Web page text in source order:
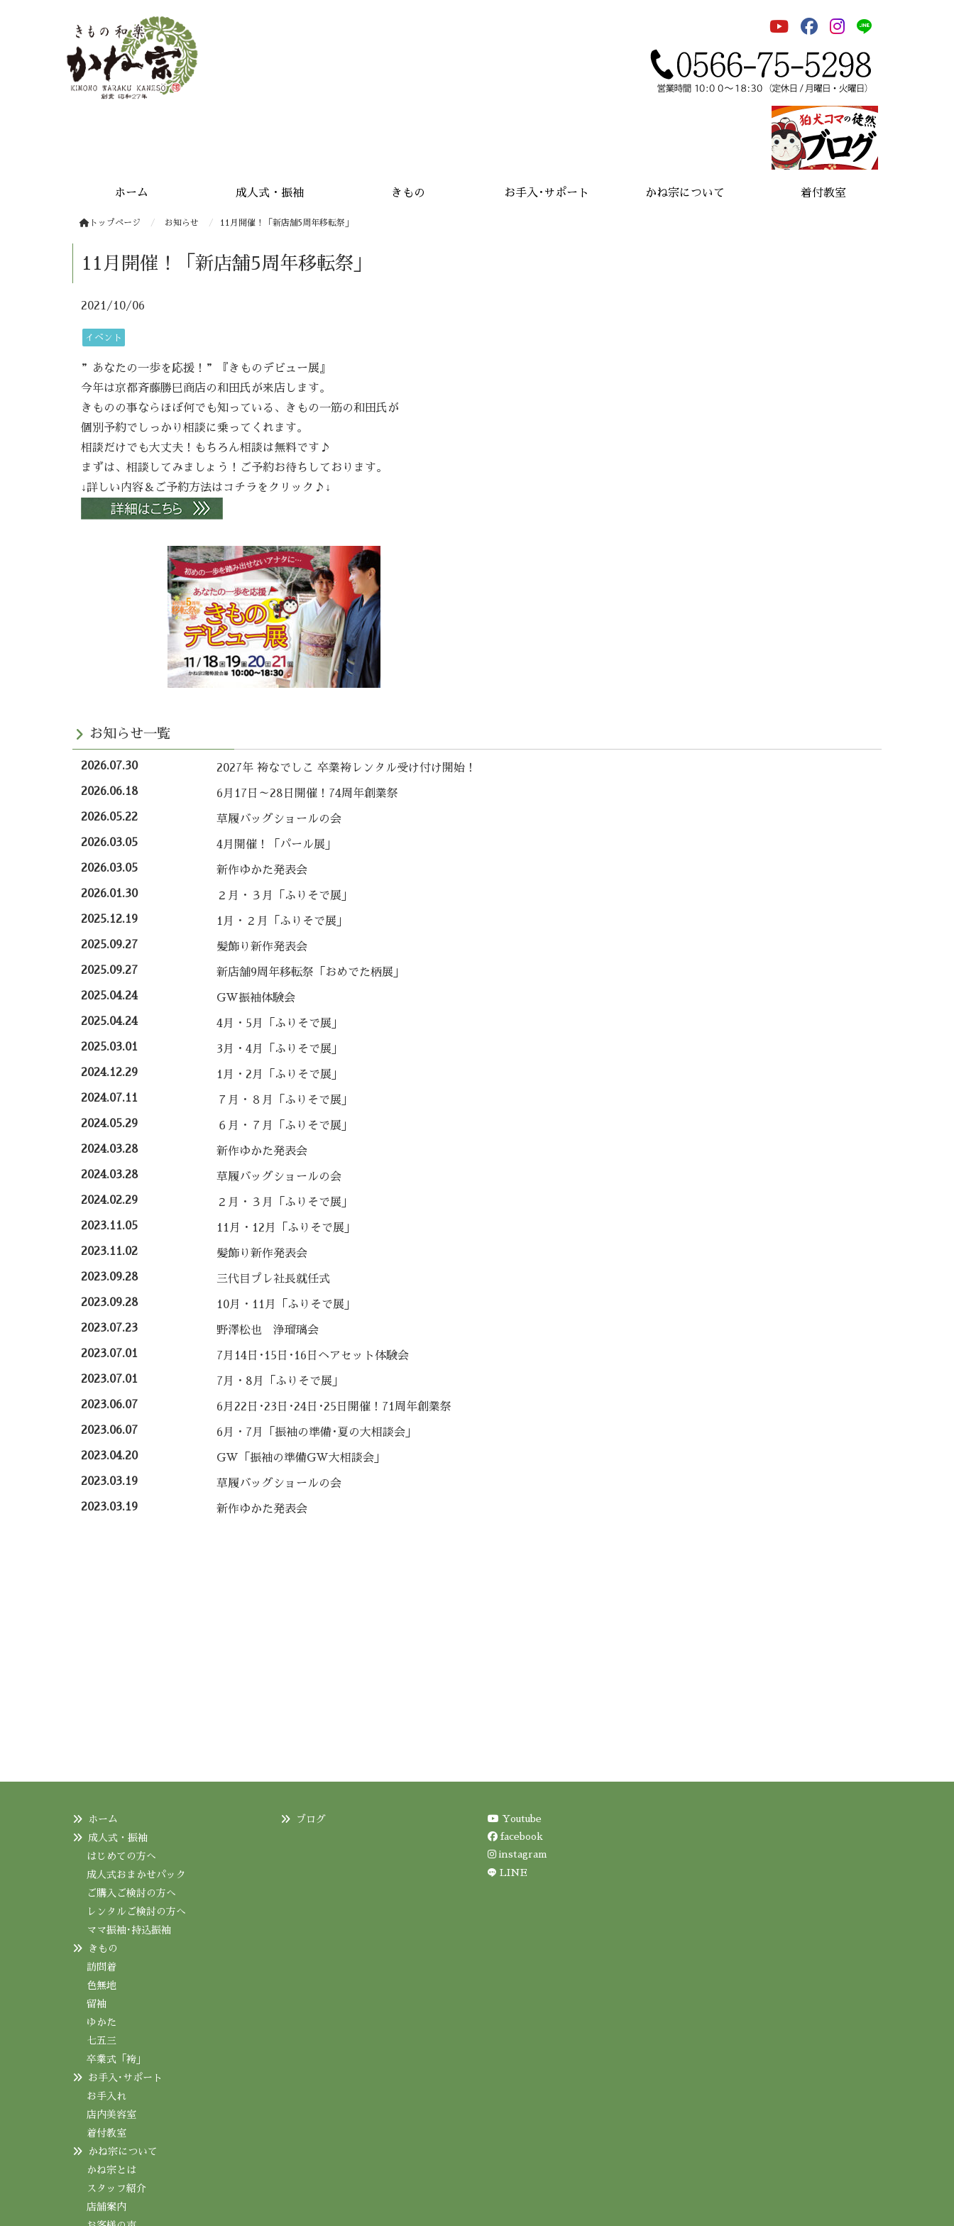
ホーム 成人式・振袖 きもの お手入･サポート かね宗について 着付教室
トップページ お知らせ 11月開催！「新店舗5周年移転祭」
11月開催！「新店舗5周年移転祭」
2021/10/06
イベント
”あなたの一歩を応援！”『きものデビュー展』
今年は京都斉藤勝巳商店の和田氏が来店します。
きものの事ならほぼ何でも知っている、きもの一筋の和田氏が
個別予約でしっかり相談に乗ってくれます。
相談だけでも大丈夫！もちろん相談は無料です♪
まずは、相談してみましょう！ご予約お待ちしております。
↓詳しい内容＆ご予約方法はコチラをクリック♪↓
お知らせ一覧
2026.07.30 2027年 袴なでしこ 卒業袴レンタル受け付け開始！
2026.06.18 6月17日～28日開催！74周年創業祭
2026.05.22 草履バッグショールの会
2026.03.05 4月開催！「パール展」
2026.03.05 新作ゆかた発表会
2026.01.30 ２月・３月「ふりそで展」
2025.12.19 1月・２月「ふりそで展」
2025.09.27 髪飾り新作発表会
2025.09.27 新店舗9周年移転祭「おめでた柄展」
2025.04.24 GW振袖体験会
2025.04.24 4月・5月「ふりそで展」
2025.03.01 3月・4月「ふりそで展」
2024.12.29 1月・2月「ふりそで展」
2024.07.11 ７月・８月「ふりそで展」
2024.05.29 ６月・７月「ふりそで展」
2024.03.28 新作ゆかた発表会
2024.03.28 草履バッグショールの会
2024.02.29 ２月・３月「ふりそで展」
2023.11.05 11月・12月「ふりそで展」
2023.11.02 髪飾り新作発表会
2023.09.28 三代目プレ社長就任式
2023.09.28 10月・11月「ふりそで展」
2023.07.23 野澤松也 浄瑠璃会
2023.07.01 7月14日･15日･16日ヘアセット体験会
2023.07.01 7月・8月「ふりそで展」
2023.06.07 6月22日･23日･24日･25日開催！71周年創業祭
2023.06.07 6月・7月「振袖の準備･夏の大相談会」
2023.04.20 GW「振袖の準備GW大相談会」
2023.03.19 草履バッグショールの会
2023.03.19 新作ゆかた発表会
ホーム
成人式・振袖
はじめての方へ
成人式おまかせパック
ご購入ご検討の方へ
レンタルご検討の方へ
ママ振袖･持込振袖
きもの
訪問着
色無地
留袖
ゆかた
七五三
卒業式「袴」
お手入･サポート
お手入れ
店内美容室
着付教室
かね宗について
かね宗とは
スタッフ紹介
店舗案内
ブログ
Youtube
facebook
instagram
LINE